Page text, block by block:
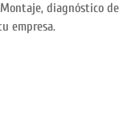
diagnóstico de
empresa.